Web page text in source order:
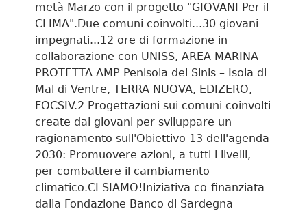
metà Marzo con il progetto "GIOVANI Per il
CLIMA".Due comuni coinvolti...30 giovani
impegnati...12 ore di formazione in
collaborazione con UNISS, AREA MARINA
PROTETTA AMP Penisola del Sinis – Isola di
Mal di Ventre, TERRA NUOVA, EDIZERO,
FOCSIV.2 Progettazioni sui comuni coinvolti
create dai giovani per sviluppare un
ragionamento sull'Obiettivo 13 dell'agenda
2030: Promuovere azioni, a tutti i livelli,
per combattere il cambiamento
climatico.CI SIAMO!Iniziativa co-finanziata
dalla Fondazione Banco di Sardegna